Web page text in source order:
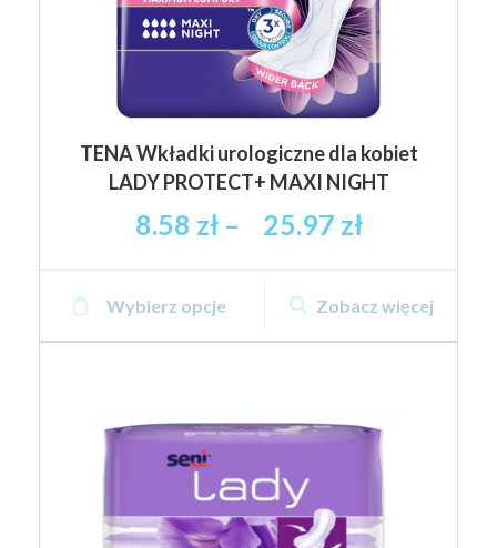
TENA Wkładki urologiczne dla kobiet
LADY PROTECT+ MAXI NIGHT
8.58 zł – 25.97 złZakres
od
8.58 zł
brutto
brutto
Wybierz opcje
produkt
ma
Opcje
stronie
Zobacz więcej